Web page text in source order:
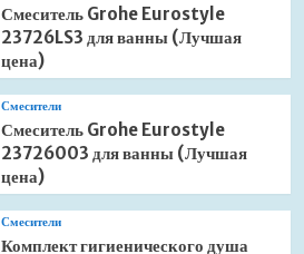
Смеситель Grohe Eurostyle
23726LS3 для ванны (Лучшая
цена)
Смесители
Смеситель Grohe Eurostyle
23726003 для ванны (Лучшая
цена)
Смесители
Комплект гигиенического душа